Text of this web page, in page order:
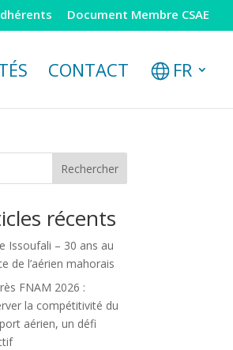
Document Membre CSAE
CONTACT FR
Rechercher
récents
Issoufali – 30 ans au
de l’aérien mahorais
FNAM 2026 :
la compétitivité du
aérien, un défi